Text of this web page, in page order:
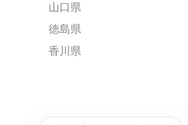
山口県
徳島県
香川県